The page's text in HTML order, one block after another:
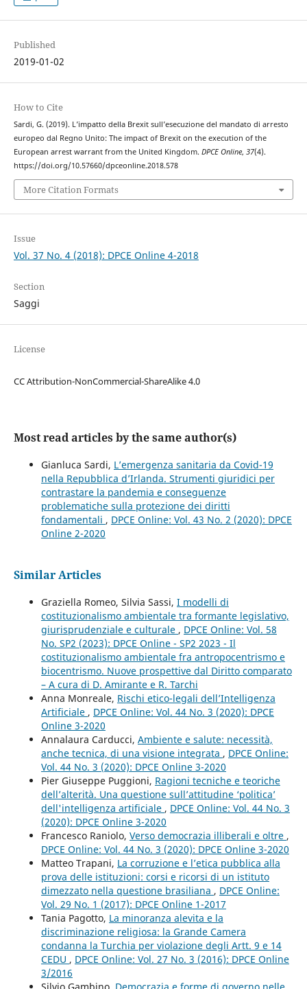
Published
2019-01-02
How to Cite
Sardi, G. (2019). L’impatto della Brexit sull’esecuzione del mandato di arresto
europeo dal Regno Unito: The impact of Brexit on the execution of the
European arrest warrant from the United Kingdom. DPCE Online, 37(4).
https://doi.org/10.57660/dpceonline.2018.578
More Citation Formats
Issue
Vol. 37 No. 4 (2018): DPCE Online 4-2018
Section
Saggi
License
CC Attribution-NonCommercial-ShareAlike 4.0
Most read articles by the same author(s)
Gianluca Sardi, L’emergenza sanitaria da Covid-19
nella Repubblica d’Irlanda. Strumenti giuridici per
contrastare la pandemia e conseguenze
problematiche sulla protezione dei diritti
fondamentali , DPCE Online: Vol. 43 No. 2 (2020): DPCE
Online 2-2020
Similar Articles
Graziella Romeo, Silvia Sassi, I modelli di
costituzionalismo ambientale tra formante legislativo,
giurisprudenziale e culturale , DPCE Online: Vol. 58
No. SP2 (2023): DPCE Online - SP2 2023 - Il
costituzionalismo ambientale fra antropocentrismo e
biocentrismo. Nuove prospettive dal Diritto comparato
– A cura di D. Amirante e R. Tarchi
Anna Monreale, Rischi etico-legali dell’Intelligenza
Artificiale , DPCE Online: Vol. 44 No. 3 (2020): DPCE
Online 3-2020
Annalaura Carducci, Ambiente e salute: necessità,
anche tecnica, di una visione integrata , DPCE Online:
Vol. 44 No. 3 (2020): DPCE Online 3-2020
Pier Giuseppe Puggioni, Ragioni tecniche e teoriche
dell’alterità. Una questione sull’attitudine ‘politica’
dell'intelligenza artificiale , DPCE Online: Vol. 44 No. 3
(2020): DPCE Online 3-2020
Francesco Raniolo, Verso democrazia illiberali e oltre ,
DPCE Online: Vol. 44 No. 3 (2020): DPCE Online 3-2020
Matteo Trapani, La corruzione e l’etica pubblica alla
prova delle istituzioni: corsi e ricorsi di un istituto
dimezzato nella questione brasiliana , DPCE Online:
Vol. 29 No. 1 (2017): DPCE Online 1-2017
Tania Pagotto, La minoranza alevita e la
discriminazione religiosa: la Grande Camera
condanna la Turchia per violazione degli Artt. 9 e 14
CEDU , DPCE Online: Vol. 27 No. 3 (2016): DPCE Online
3/2016